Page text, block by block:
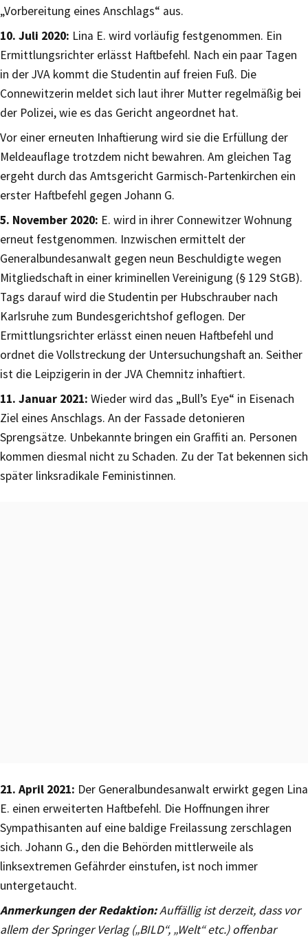
„Vorbereitung eines Anschlags“ aus.
10. Juli 2020: Lina E. wird vorläufig festgenommen. Ein
Ermittlungsrichter erlässt Haftbefehl. Nach ein paar Tagen
in der JVA kommt die Studentin auf freien Fuß. Die
Connewitzerin meldet sich laut ihrer Mutter regelmäßig bei
der Polizei, wie es das Gericht angeordnet hat.
Vor einer erneuten Inhaftierung wird sie die Erfüllung der
Meldeauflage trotzdem nicht bewahren. Am gleichen Tag
ergeht durch das Amtsgericht Garmisch-Partenkirchen ein
erster Haftbefehl gegen Johann G.
5. November 2020: E. wird in ihrer Connewitzer Wohnung
erneut festgenommen. Inzwischen ermittelt der
Generalbundesanwalt gegen neun Beschuldigte wegen
Mitgliedschaft in einer kriminellen Vereinigung (§ 129 StGB).
Tags darauf wird die Studentin per Hubschrauber nach
Karlsruhe zum Bundesgerichtshof geflogen. Der
Ermittlungsrichter erlässt einen neuen Haftbefehl und
ordnet die Vollstreckung der Untersuchungshaft an. Seither
ist die Leipzigerin in der JVA Chemnitz inhaftiert.
11. Januar 2021: Wieder wird das „Bull’s Eye“ in Eisenach
Ziel eines Anschlags. An der Fassade detonieren
Sprengsätze. Unbekannte bringen ein Graffiti an. Personen
kommen diesmal nicht zu Schaden. Zu der Tat bekennen sich
später linksradikale Feministinnen.
21. April 2021: Der Generalbundesanwalt erwirkt gegen Lina
E. einen erweiterten Haftbefehl. Die Hoffnungen ihrer
Sympathisanten auf eine baldige Freilassung zerschlagen
sich. Johann G., den die Behörden mittlerweile als
linksextremen Gefährder einstufen, ist noch immer
untergetaucht.
Anmerkungen der Redaktion:Auffällig ist derzeit, dass vor
allem der Springer Verlag („BILD“, „Welt“ etc.) offenbar